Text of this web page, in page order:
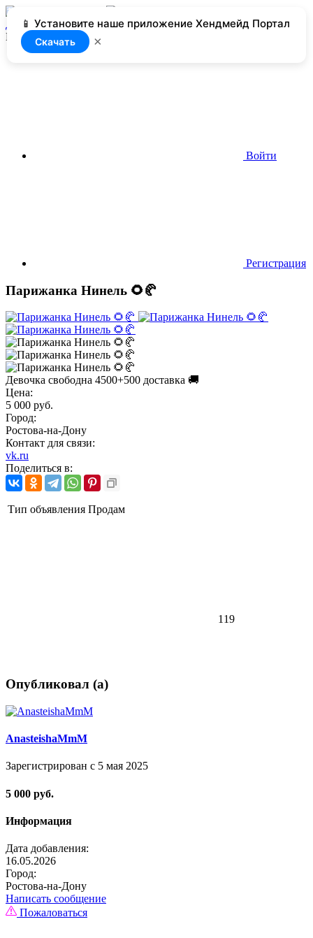
📱 Установите наше приложение Хендмейд Портал
Скачать ×
Добавить
Нет доступа
Войти
Регистрация
Парижанка Нинель 🌻🥐
Девочка свободна 4500+500 доставка 🚚
Цена:
5 000 руб.
Город:
Ростова-на-Дону
Контакт для связи:
vk.ru
Поделиться в:
Тип объявления Продам
119
Опубликовал (а)
AnasteishaMmM
Зарегистрирован с 5 мая 2025
5 000 руб.
Информация
Дата добавления:
16.05.2026
Город:
Ростова-на-Дону
Написать сообщение
Пожаловаться